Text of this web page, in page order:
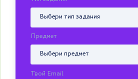
Выбери тип задания
Предмет
Выбери предмет
Твой Email